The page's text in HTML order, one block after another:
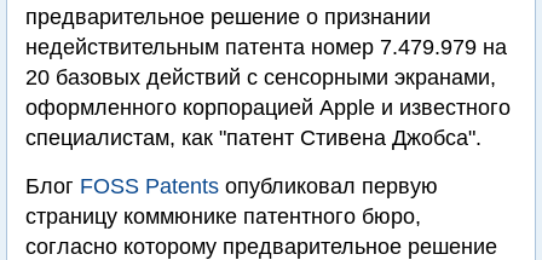
предварительное решение о признании
недействительным патента номер 7.479.979 на
20 базовых действий с сенсорными экранами,
оформленного корпорацией Apple и известного
специалистам, как "патент Стивена Джобса".
Блог FOSS Patents опубликовал первую
страницу коммюнике патентного бюро,
согласно которому предварительное решение